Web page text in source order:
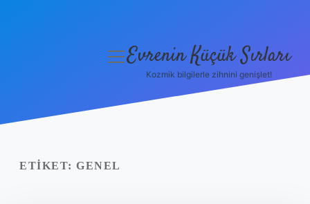
Yasal Uyarı
menüyü
Evrenin Küçük Sırları
Kozmik bilgilerle zihnini genişlet!
ETIKET: GENEL